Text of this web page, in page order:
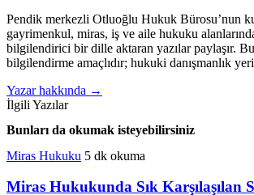
Pendik merkezli Otluoğlu Hukuk Bürosu’nun
gayrimenkul, miras, iş ve aile hukuku
bilgilendirici bir dille aktaran yazılar paylaşır.
bilgilendirme amaçlıdır; hukuki danışmanlık
Yazar hakkında →
İlgili Yazılar
Bunları da okumak isteyebilirsiniz
Miras Hukuku 5 dk okuma
Miras Hukukunda Sık Karşılaşılan